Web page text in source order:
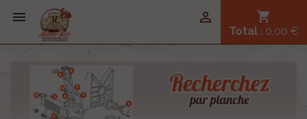
 shopping_cart
Total : 0,00 €
